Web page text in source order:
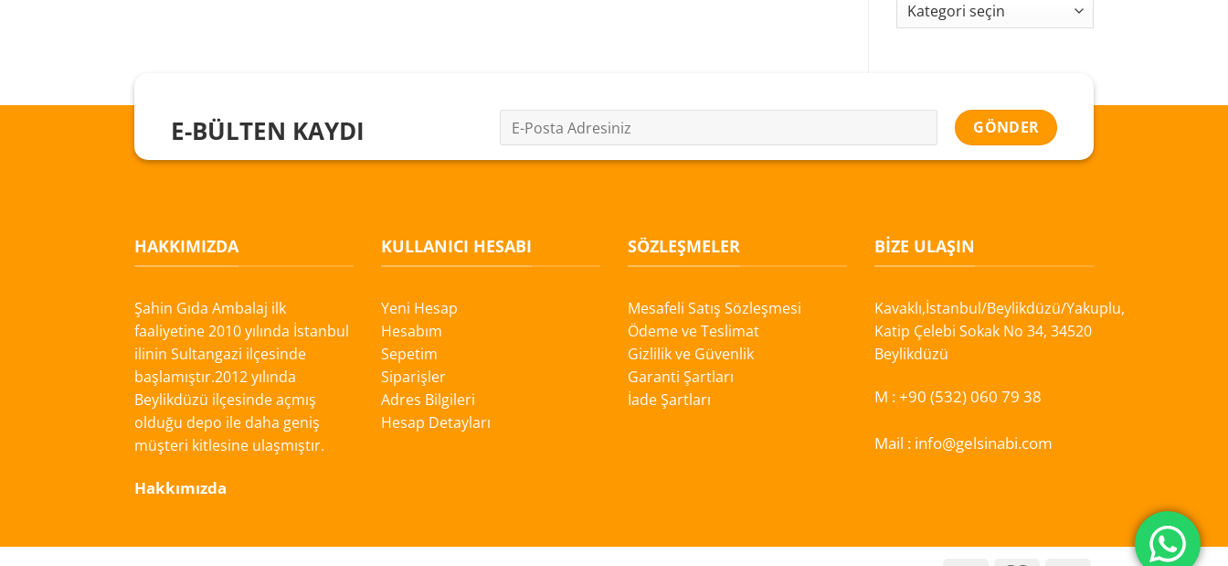
Kategori seçin
E-BÜLTEN KAYDI
HAKKIMIZDA
Şahin Gıda Ambalaj ilk
faaliyetine 2010 yılında İstanbul
ilinin Sultangazi ilçesinde
başlamıştır.2012 yılında
Beylikdüzü ilçesinde açmış
olduğu depo ile daha geniş
müşteri kitlesine ulaşmıştır.
Hakkımızda
KULLANICI HESABI
Yeni Hesap
Hesabım
Sepetim
Siparişler
Adres Bilgileri
Hesap Detayları
SÖZLEŞMELER
Mesafeli Satış Sözleşmesi
Ödeme ve Teslimat
Gizlilik ve Güvenlik
Garanti Şartları
İade Şartları
BIZE ULAŞIN
Kavaklı,İstanbul/Beylikdüzü/Yakuplu,
Katip Çelebi Sokak No 34, 34520
Beylikdüzü
M :+90 (532) 060 79 38
Mail : info@gelsinabi.com